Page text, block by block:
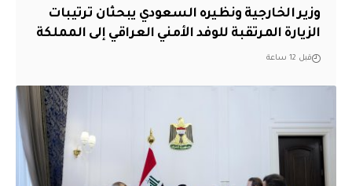
وزير الخارجية ونظيره السعودي يبحثان ترتيبات
الزيارة المرتقبة للوفد الأمني العراقي إلى المملكة
قبل 12 ساعة